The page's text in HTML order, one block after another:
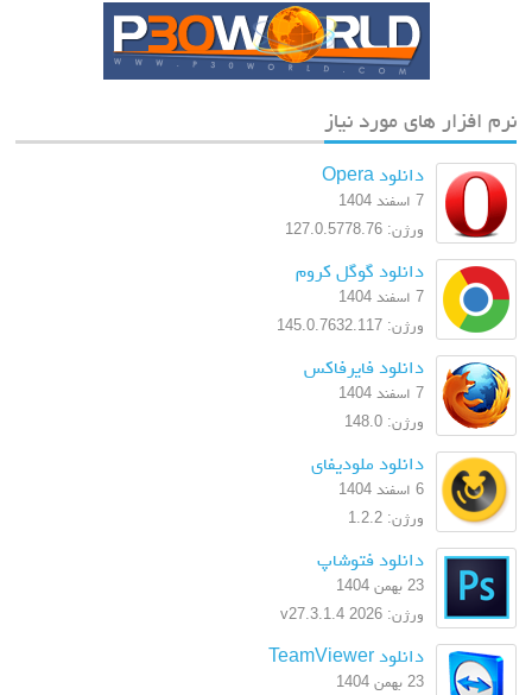
نرم افزار های مورد نیاز
دانلود Opera
7 اسفند 1404
ورژن: 127.0.5778.76
دانلود گوگل کروم
7 اسفند 1404
ورژن: 145.0.7632.117
دانلود فایرفاکس
7 اسفند 1404
ورژن: 148.0
دانلود ملودیفای
6 اسفند 1404
ورژن: 1.2.2
دانلود فتوشاپ
23 بهمن 1404
ورژن: 2026 v27.3.1.4
دانلود TeamViewer
23 بهمن 1404